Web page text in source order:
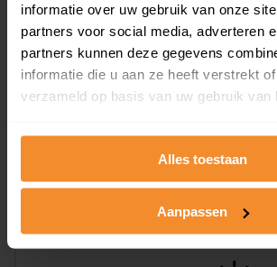
informatie over uw gebruik van onze
partners voor social media, adverteren
partners kunnen deze gegevens
informatie die u aan ze heeft verstrekt
verzameld op basis van uw gebruik van
Alles toestaan
Aanpassen
Op aanvraag